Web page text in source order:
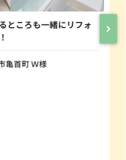
ところも一緒にリフォ
亀首町 Ｗ様